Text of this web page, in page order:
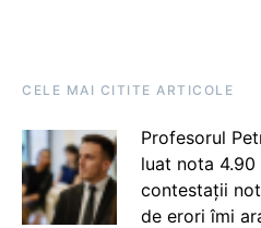
CELE MAI CITITE ARTICOLE
Profesorul
luat nota
contestații
de erori îmi